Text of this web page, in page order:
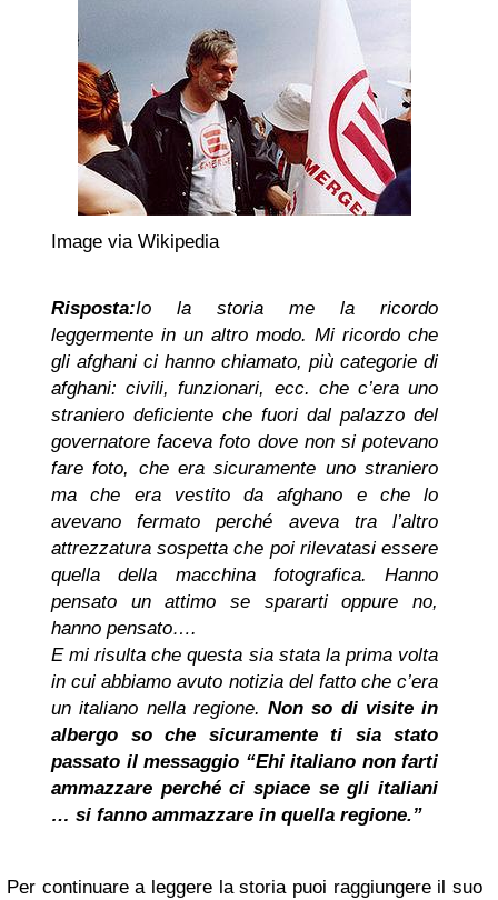
Image via Wikipedia
Risposta:Io la storia me la ricordo
leggermente in un altro modo. Mi ricordo che
gli afghani ci hanno chiamato, più categorie di
afghani: civili, funzionari, ecc. che c’era uno
straniero deficiente che fuori dal palazzo del
governatore faceva foto dove non si potevano
fare foto, che era sicuramente uno straniero
ma che era vestito da afghano e che lo
avevano fermato perché aveva tra l’altro
attrezzatura sospetta che poi rilevatasi essere
quella della macchina fotografica. Hanno
pensato un attimo se spararti oppure no,
hanno pensato….
E mi risulta che questa sia stata la prima volta
in cui abbiamo avuto notizia del fatto che c’era
un italiano nella regione. Non so di visite in
albergo so che sicuramente ti sia stato
passato il messaggio “Ehi italiano non farti
ammazzare perché ci spiace se gli italiani
… si fanno ammazzare in quella regione.”
Per continuare a leggere la storia puoi raggiungere il suo